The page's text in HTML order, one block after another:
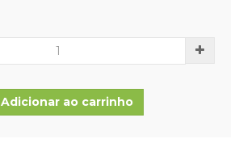
Adicionar ao carrinho